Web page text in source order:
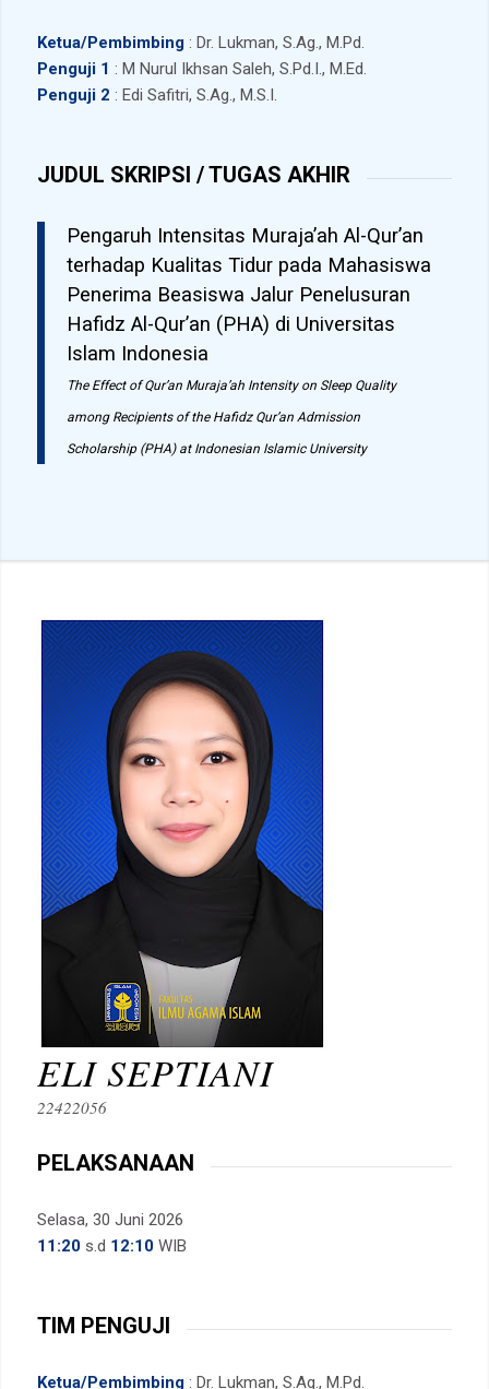
Ketua/Pembimbing: Dr. Lukman, S.Ag., M.Pd.
Penguji 1 : M Nurul Ikhsan Saleh, S.Pd.I., M.Ed.
Penguji 2 : Edi Safitri, S.Ag., M.S.I.
JUDUL SKRIPSI / TUGAS AKHIR
Pengaruh Intensitas Muraja’ah Al-Qur’an
terhadap Kualitas Tidur pada Mahasiswa
Penerima Beasiswa Jalur Penelusuran
Hafidz Al-Qur’an (PHA) di Universitas
Islam Indonesia
The Effect of Qur’an Muraja’ah Intensity on Sleep Quality
among Recipients of the Hafidz Qur’an Admission
Scholarship (PHA) at Indonesian Islamic University
ELI SEPTIANI
22422056
PELAKSANAAN
Selasa, 30 Juni 2026
11:20s.d 12:10WIB
TIM PENGUJI
Ketua/Pembimbing: Dr. Lukman, S.Ag., M.Pd.